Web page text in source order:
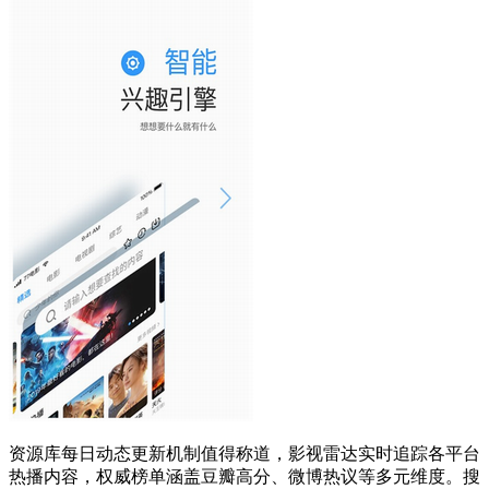
资源库每日动态更新机制值得称道，影视雷达实时追踪各平台
热播内容，权威榜单涵盖豆瓣高分、微博热议等多元维度。搜